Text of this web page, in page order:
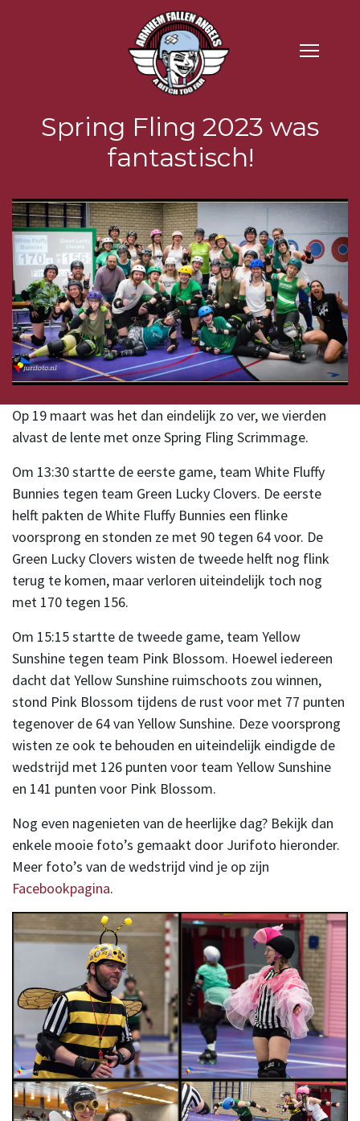
Spring Fling 2023 was
fantastisch!
Op 19 maart was het dan eindelijk zo ver, we vierden
alvast de lente met onze Spring Fling Scrimmage.
Om 13:30 startte de eerste game, team White Fluffy
Bunnies tegen team Green Lucky Clovers. De eerste
helft pakten de White Fluffy Bunnies een flinke
voorsprong en stonden ze met 90 tegen 64 voor. De
Green Lucky Clovers wisten de tweede helft nog flink
terug te komen, maar verloren uiteindelijk toch nog
met 170 tegen 156.
Om 15:15 startte de tweede game, team Yellow
Sunshine tegen team Pink Blossom. Hoewel iedereen
dacht dat Yellow Sunshine ruimschoots zou winnen,
stond Pink Blossom tijdens de rust voor met 77 punten
tegenover de 64 van Yellow Sunshine. Deze voorsprong
wisten ze ook te behouden en uiteindelijk eindigde de
wedstrijd met 126 punten voor team Yellow Sunshine
en 141 punten voor Pink Blossom.
Nog even nagenieten van de heerlijke dag? Bekijk dan
enkele mooie foto’s gemaakt door Jurifoto hieronder.
Meer foto’s van de wedstrijd vind je op zijn
Facebookpagina.